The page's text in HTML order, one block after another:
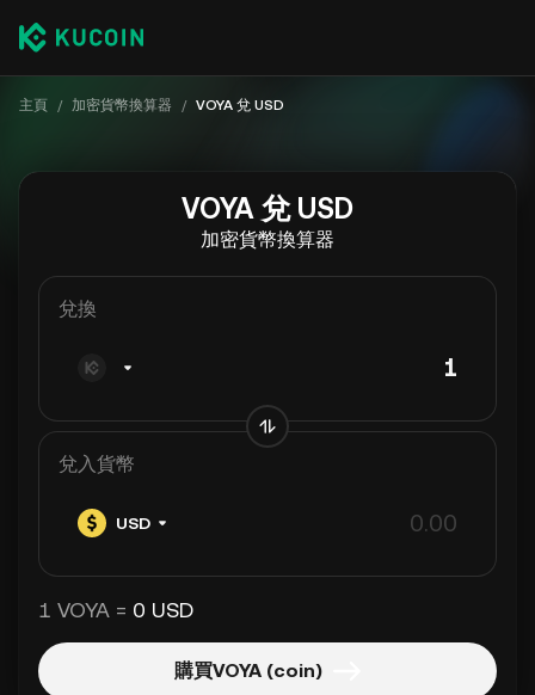
主頁 / 加密貨幣換算器 / VOYA 兌 USD
VOYA 兌 USD
加密貨幣換算器
兌換
兌入貨幣
USD
1 VOYA = 0 USD
購買VOYA (coin)